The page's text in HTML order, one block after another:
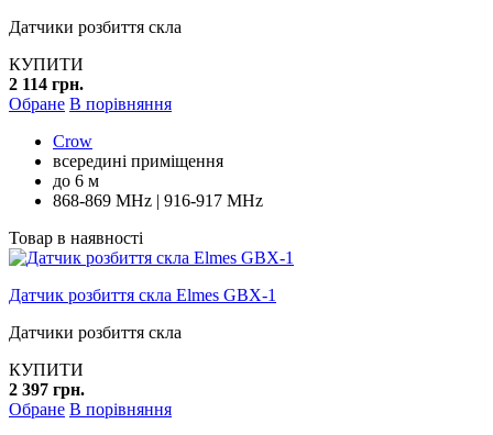
Датчики розбиття скла
КУПИТИ
2 114 грн.
Обране В порівняння
Crow
всередині приміщення
до 6 м
868-869 MHz | 916-917 MHz
Товар в наявності
Датчик розбиття скла Elmes GBX-1
Датчики розбиття скла
КУПИТИ
2 397 грн.
Обране В порівняння